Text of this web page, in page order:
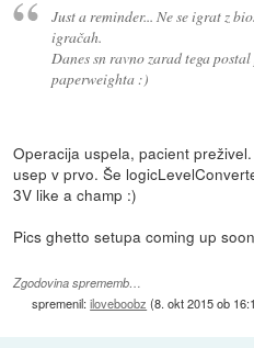
Just a reminder... Ne se igrat z
igračah.
Danes sn ravno zarad tega
paperweighta :)
Operacija uspela, pacient
usep v prvo. Še
3V like a champ :)
Pics ghetto setupa coming up
Zgodovina sprememb…
spremenil:iloveboobz (8. okt 2015 ob